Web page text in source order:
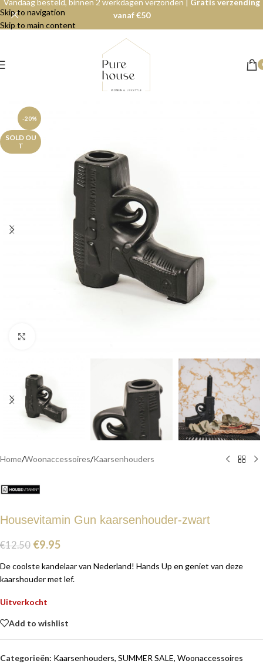
Skip to navigation
Skip to main content
Vandaag besteld, binnen 2 werkdagen verzonden | Gratis verzending
vanaf €50
-20%
SOLD OU
T
Home/Woonaccessoires/Kaarsenhouders
Housevitamin Gun kaarsenhouder-zwart
€12.50 €9.95
De coolste kandelaar van Nederland! Hands Up en geniet van deze
kaarshouder met lef.
Uitverkocht
Add to wishlist
Categorieën: Kaarsenhouders, SUMMER SALE, Woonaccessoires